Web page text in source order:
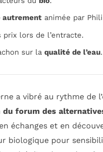
autrement animée par
lors de l’entracte.
sur la qualité de l’eau.
a vibré au rythme de
du forum des
échanges et en
biologique pour